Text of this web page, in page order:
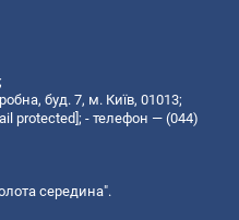
буд. 7, м. Київ, 01013;
protected] ; - телефон — (044)
середина".